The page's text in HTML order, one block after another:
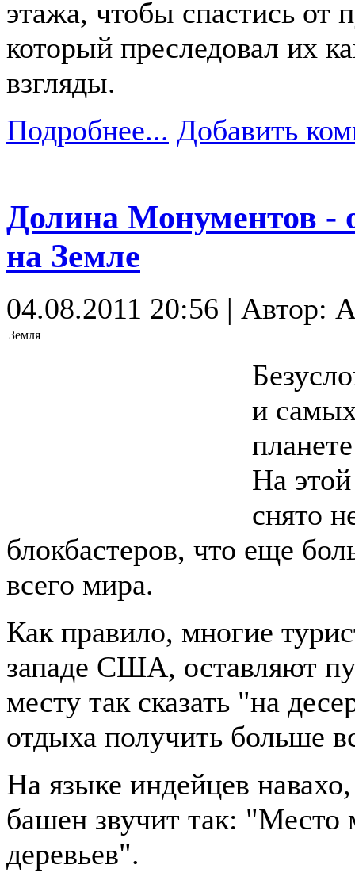
этажа, чтобы спастись от
который преследовал их
взгляды.
Подробнее... Добавить
Долина Монументов -
на Земле
04.08.2011 20:56 | Автор:
Земля
и
На
снято
блокбастеров, что еще
всего мира.
Как правило, многие
западе США, оставляют
месту так сказать "на
отдыха получить больше
На языке индейцев
башен звучит так: "Место
деревьев".